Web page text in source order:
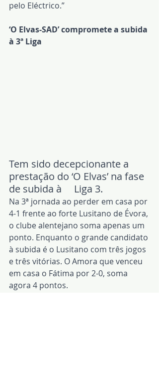
pelo Eléctrico.”
‘O Elvas-SAD’ compromete a subida
à 3ª Liga
Tem sido decepcionante a
prestação do ‘O Elvas’ na fase
de subida à     Liga 3.
Na 3ª jornada ao perder em casa por
4-1 frente ao forte Lusitano de Évora,
o clube alentejano soma apenas um
ponto. Enquanto o grande candidato
à subida é o Lusitano com três jogos
e três vitórias. O Amora que venceu
em casa o Fátima por 2-0, soma
agora 4 pontos.